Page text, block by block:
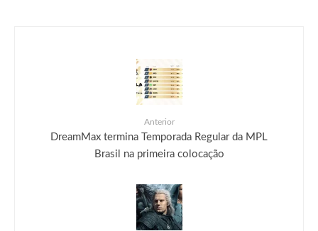
Anterior
DreamMax termina Temporada Regular da MPL
Brasil na primeira colocação